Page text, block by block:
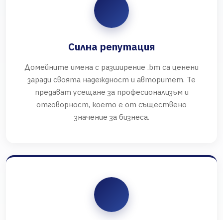
Силна репутация
Домейните имена с разширение .bm са ценени
заради своята надеждност и авторитет. Те
предават усещане за професионализъм и
отговорност, което е от съществено
значение за бизнеса.